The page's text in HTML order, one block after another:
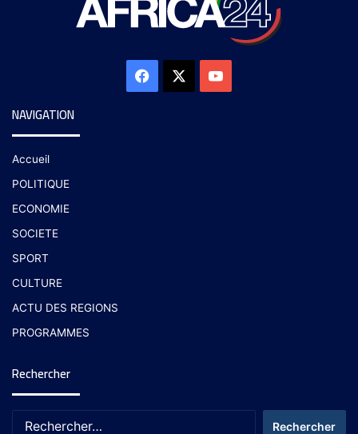
NAVIGATION
Accueil
POLITIQUE
ECONOMIE
SOCIETE
SPORT
CULTURE
ACTU DES REGIONS
PROGRAMMES
Rechercher